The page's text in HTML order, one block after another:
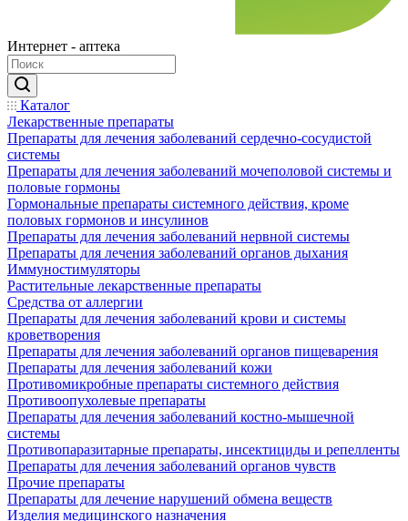
Интернет - аптека
Каталог
Лекарственные препараты
Препараты для лечения заболеваний сердечно-сосудистой
системы
Препараты для лечения заболеваний мочеполовой системы и
половые гормоны
Гормональные препараты системного действия, кроме
половых гормонов и инсулинов
Препараты для лечения заболеваний нервной системы
Препараты для лечения заболеваний органов дыхания
Иммуностимуляторы
Растительные лекарственные препараты
Средства от аллергии
Препараты для лечения заболеваний крови и системы
кроветворения
Препараты для лечения заболеваний органов пищеварения
Препараты для лечения заболеваний кожи
Противомикробные препараты системного действия
Противоопухолевые препараты
Препараты для лечения заболеваний костно-мышечной
системы
Противопаразитарные препараты, инсектициды и репелленты
Препараты для лечения заболеваний органов чувств
Прочие препараты
Препараты для лечение нарушений обмена веществ
Изделия медицинского назначения